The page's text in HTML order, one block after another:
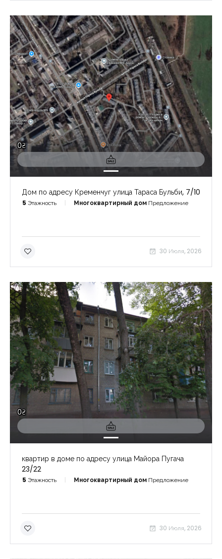
0₴
Дом по адресу Кременчуг улица Тараса Бульби, 7/10
5 Этажность Многоквартирный дом Предложение
30 Июля, 2026
0₴
квартир в доме по адресу улица Майора Пугача
23/22
5 Этажность Многоквартирный дом Предложение
30 Июля, 2026